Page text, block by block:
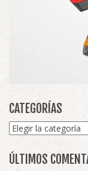
CATEGORÍAS
Categorías
ÚLTIMOS